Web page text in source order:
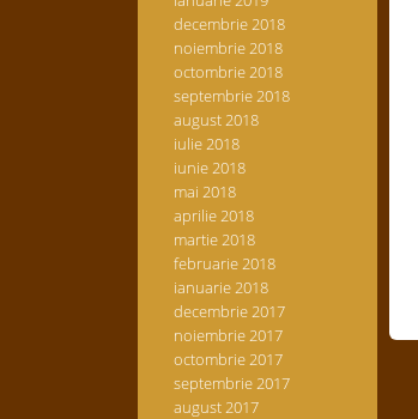
decembrie 2018
noiembrie 2018
octombrie 2018
septembrie 2018
august 2018
iulie 2018
iunie 2018
mai 2018
aprilie 2018
martie 2018
februarie 2018
ianuarie 2018
decembrie 2017
noiembrie 2017
octombrie 2017
septembrie 2017
august 2017